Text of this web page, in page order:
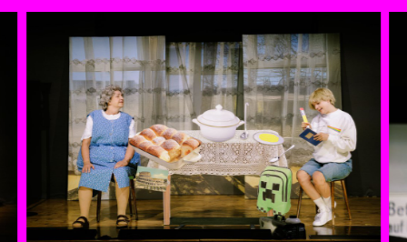
Regisseurin Fanny Brunner bringt DIE TOTAL VERJÜNGTE
OMA mit viel szenischer Fantasie und Musik auf die
Hinweis:Für Lehrer:innen und
Kinderaktivcardbesitzer:innen gibt es in Kooperation
mit WIENXTRA besondere Angebote.